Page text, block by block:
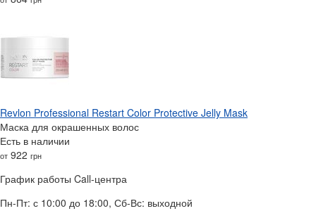
Revlon Professional Restart Color Protective Jelly Mask
Маска для окрашенных волос
Есть в наличии
от 922 грн
График работы Call-центра
Пн-Пт: с 10:00 до 18:00, Сб-Вс: выходной